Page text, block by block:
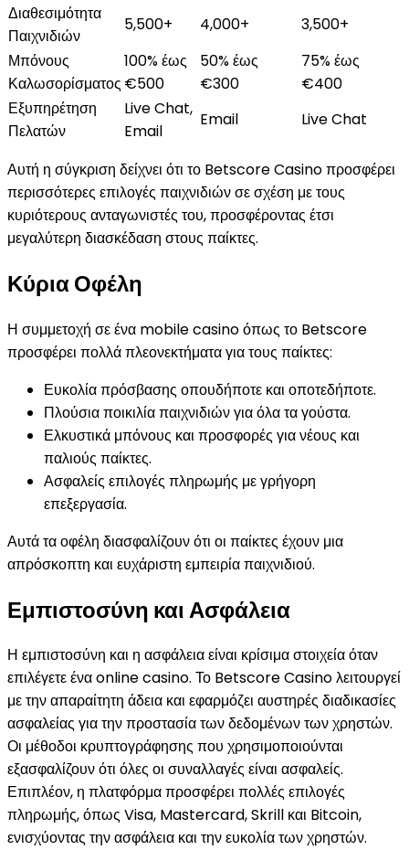
Διαθεσιμότητα
Παιχνιδιών
5,500+ 4,000+
3,500+
Μπόνους
Καλωσορίσματος
100% έως
€500
50% έως
€300
75% έως
€400
Εξυπηρέτηση
Πελατών
Live Chat,
Email
Email Live Chat
Αυτή η σύγκριση δείχνει ότι το Betscore Casino προσφέρει
περισσότερες επιλογές παιχνιδιών σε σχέση με τους
κυριότερους ανταγωνιστές του, προσφέροντας έτσι
μεγαλύτερη διασκέδαση στους παίκτες.
Κύρια Οφέλη
Η συμμετοχή σε ένα mobile casino όπως το Betscore
προσφέρει πολλά πλεονεκτήματα για τους παίκτες:
Ευκολία πρόσβασης οπουδήποτε και οποτεδήποτε.
Πλούσια ποικιλία παιχνιδιών για όλα τα γούστα.
Ελκυστικά μπόνους και προσφορές για νέους και
παλιούς παίκτες.
Ασφαλείς επιλογές πληρωμής με γρήγορη
επεξεργασία.
Αυτά τα οφέλη διασφαλίζουν ότι οι παίκτες έχουν μια
απρόσκοπτη και ευχάριστη εμπειρία παιχνιδιού.
Εμπιστοσύνη και Ασφάλεια
Η εμπιστοσύνη και η ασφάλεια είναι κρίσιμα στοιχεία όταν
επιλέγετε ένα online casino. Το Betscore Casino λειτουργεί
με την απαραίτητη άδεια και εφαρμόζει αυστηρές διαδικασίες
ασφαλείας για την προστασία των δεδομένων των χρηστών.
Οι μέθοδοι κρυπτογράφησης που χρησιμοποιούνται
εξασφαλίζουν ότι όλες οι συναλλαγές είναι ασφαλείς.
Επιπλέον, η πλατφόρμα προσφέρει πολλές επιλογές
πληρωμής, όπως Visa, Mastercard, Skrill και Bitcoin,
ενισχύοντας την ασφάλεια και την ευκολία των χρηστών.